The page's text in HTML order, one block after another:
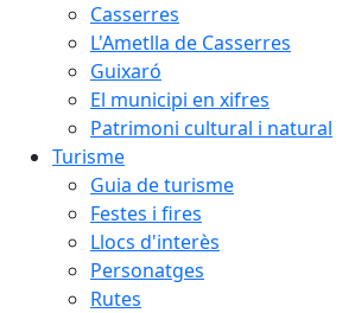
Casserres
L'Ametlla de Casserres
Guixaró
El municipi en xifres
Patrimoni cultural i natural
Turisme
Guia de turisme
Festes i fires
Llocs d'interès
Personatges
Rutes